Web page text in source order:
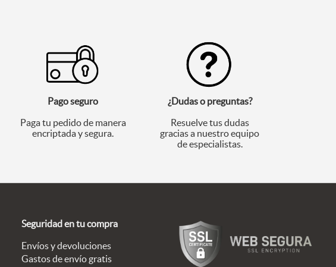
Pago seguro
Paga tu pedido de manera
encriptada y segura.
¿Dudas o preguntas?
Resuelve tus dudas
gracias a nuestro equipo
de especialistas.
Seguridad en tu compra
Envíos y devoluciones
Gastos de envío gratis